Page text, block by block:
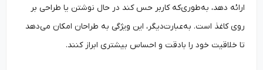
ارائه دهد، به‌طوری‌که کاربر حس کند در حال نوشتن یا طراحی بر
روی کاغذ است. به‌عبارت‌دیگر، این ویژگی به طراحان امکان می‌دهد
تا خلاقیت خود را بادقت و احساس بیشتری ابراز کنند.